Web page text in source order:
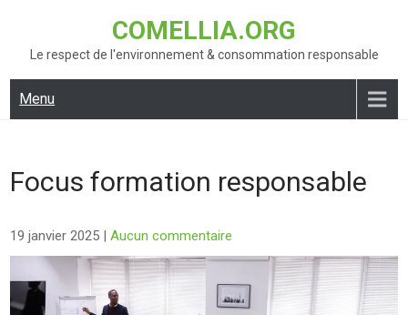
content
COMELLIA.ORG
Le respect de l'environnement & consommation responsable
Menu
Focus formation responsable
19 janvier 2025 |Aucun commentaire